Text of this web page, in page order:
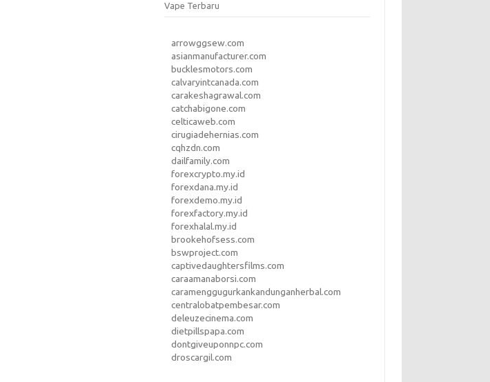
Vape Terbaru
arrowggsew.com
asianmanufacturer.com
bucklesmotors.com
calvaryintcanada.com
carakeshagrawal.com
catchabigone.com
celticaweb.com
cirugiadehernias.com
cqhzdn.com
dailfamily.com
forexcrypto.my.id
forexdana.my.id
forexdemo.my.id
forexfactory.my.id
forexhalal.my.id
brookehofsess.com
bswproject.com
captivedaughtersfilms.com
caraamanaborsi.com
caramenggugurkankandunganherbal.com
centralobatpembesar.com
deleuzecinema.com
dietpillspapa.com
dontgiveuponnpc.com
droscargil.com